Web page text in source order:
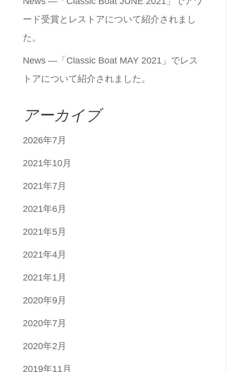
ード受賞とレストアについて紹介されまし
た。
News —「Classic Boat MAY 2021」でレス
トアについて紹介されました。
アーカイブ
2026年7月
2021年10月
2021年7月
2021年6月
2021年5月
2021年4月
2021年1月
2020年9月
2020年7月
2020年2月
2019年11月